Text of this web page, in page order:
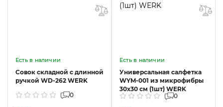
Есть в наличии
Совок складной с длинной
ручкой WD-262 WERK
0
Есть в наличии
Универсальная салфетка
WYM-001 из микрофибры
30х30 см (1шт) WERK
0